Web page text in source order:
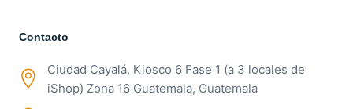
Contacto
Ciudad Cayalá, Kiosco 6 Fase 1 (a 3 locales de
iShop) Zona 16 Guatemala, Guatemala